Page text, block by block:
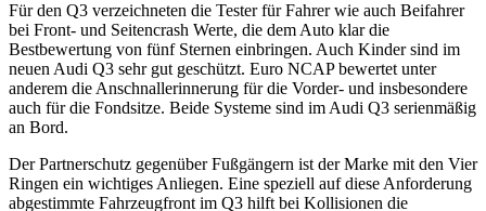
Für den Q3 verzeichneten die Tester für Fahrer wie auch Beifahrer
bei Front- und Seitencrash Werte, die dem Auto klar die
Bestbewertung von fünf Sternen einbringen. Auch Kinder sind im
neuen Audi Q3 sehr gut geschützt. Euro NCAP bewertet unter
anderem die Anschnallerinnerung für die Vorder- und insbesondere
auch für die Fondsitze. Beide Systeme sind im Audi Q3 serienmäßig
an Bord.
Der Partnerschutz gegenüber Fußgängern ist der Marke mit den Vier
Ringen ein wichtiges Anliegen. Eine speziell auf diese Anforderung
abgestimmte Fahrzeugfront im Q3 hilft bei Kollisionen die